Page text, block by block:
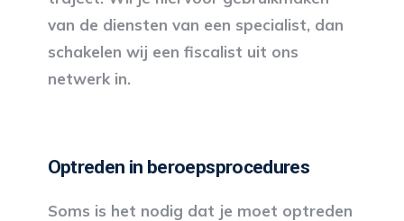
van de diensten van een specialist, dan
schakelen wij een fiscalist uit ons
netwerk in.
Optreden in beroepsprocedures
Soms is het nodig dat je moet optreden